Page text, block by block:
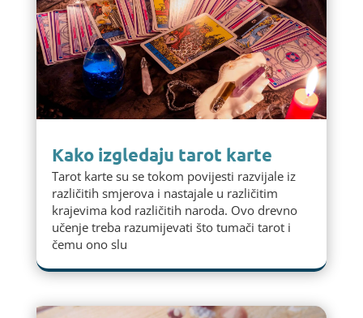
Kako izgledaju tarot karte
Tarot karte su se tokom povijesti razvijale iz
različitih smjerova i nastajale u različitim
krajevima kod različitih naroda. Ovo drevno
učenje treba razumijevati što tumači tarot i
čemu ono slu